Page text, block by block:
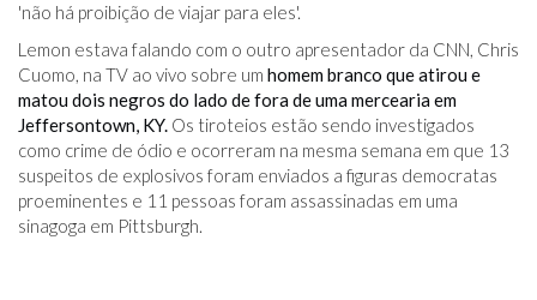
'não há proibição de viajar para eles'.
Lemon estava falando com o outro apresentador da CNN, Chris
Cuomo, na TV ao vivo sobre um homem branco que atirou e
matou dois negros do lado de fora de uma mercearia em
Jeffersontown, KY. Os tiroteios estão sendo investigados
como crime de ódio e ocorreram na mesma semana em que 13
suspeitos de explosivos foram enviados a figuras democratas
proeminentes e 11 pessoas foram assassinadas em uma
sinagoga em Pittsburgh.